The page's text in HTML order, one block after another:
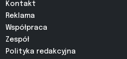
Kontakt
Reklama
Współpraca
Zespół
Polityka redakcyjna